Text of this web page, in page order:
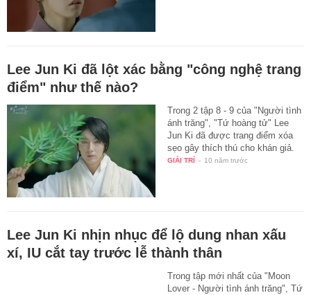
Lee Jun Ki đã lột xác bằng "công nghệ trang
điểm" như thế nào?
Trong 2 tập 8 - 9 của "Người tình
ánh trăng", "Tứ hoàng tử" Lee
Jun Ki đã được trang điểm xóa
sẹo gây thích thú cho khán giả.
GIẢI TRÍ - 10 năm trước
Lee Jun Ki nhịn nhục để lộ dung nhan xấu
xí, IU cắt tay trước lễ thành thân
Trong tập mới nhất của "Moon
Lover - Người tình ánh trăng", Tứ